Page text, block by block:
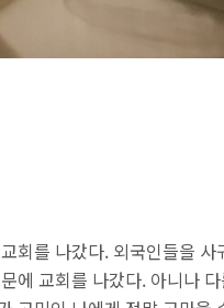
회를 나갔다. 외국인들을
에 교회를 나갔다. 아니나